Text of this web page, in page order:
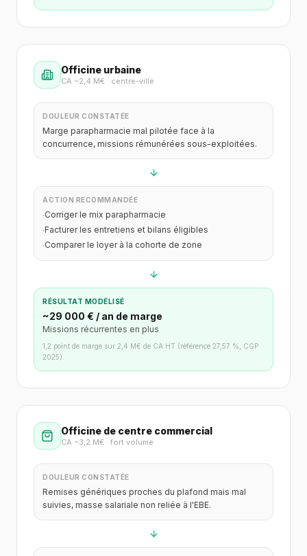
Officine urbaine
CA ~2,4 M€ · centre-ville
DOULEUR CONSTATÉE
Marge parapharmacie mal pilotée face à la
concurrence, missions rémunérées sous-exploitées.
ACTION RECOMMANDÉE
·Corriger le mix parapharmacie
·Facturer les entretiens et bilans éligibles
·Comparer le loyer à la cohorte de zone
RÉSULTAT MODÉLISÉ
~29 000 € / an de marge
Missions récurrentes en plus
1,2 point de marge sur 2,4 M€ de CA HT (référence 27,57 %, CGP
2025).
Officine de centre commercial
CA ~3,2 M€ · fort volume
DOULEUR CONSTATÉE
Remises génériques proches du plafond mais mal
suivies, masse salariale non reliée à l'EBE.